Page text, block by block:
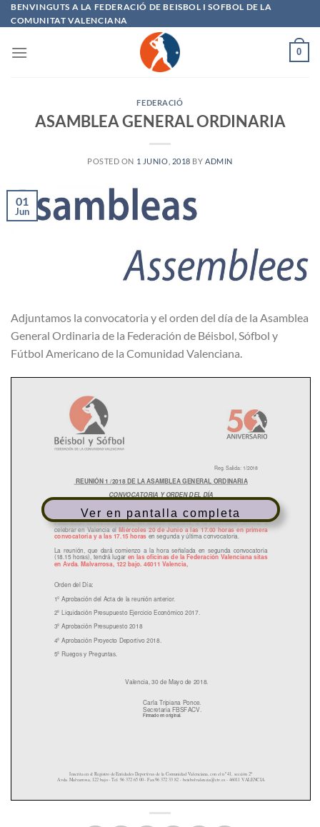
Saltar
al
BENVINGUTS A LA FEDERACIÓ DE BEISBOL I SOFBOL DE LA
COMUNITAT VALENCIANA
0
FEDERACIÓ
ASAMBLEA GENERAL ORDINARIA
POSTED ON 1 JUNIO, 2018 BY ADMIN
01
Jun
Adjuntamos la convocatoria y el orden del día de la Asamblea
General Ordinaria de la Federación de Béisbol, Sófbol y
Fútbol Americano de la Comunidad Valenciana.
Ver en pantalla completa